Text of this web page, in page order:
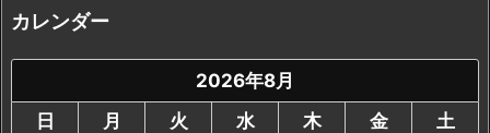
イ
ブ
カレンダー
2026年8月
日
月 火 水 木 金
土